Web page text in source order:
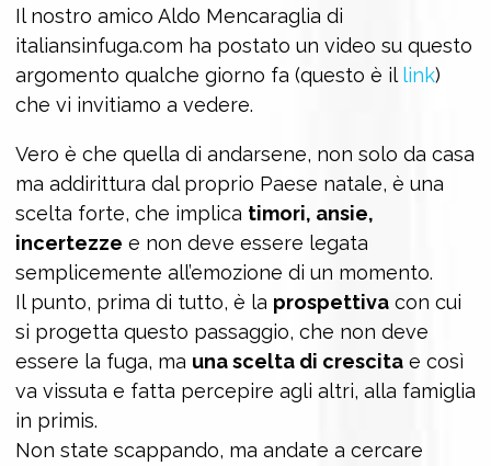
Il nostro amico Aldo Mencaraglia di
italiansinfuga.com ha postato un video su questo
argomento qualche giorno fa (questo è il link)
che vi invitiamo a vedere.
Vero è che quella di andarsene, non solo da casa
ma addirittura dal proprio Paese natale, è una
scelta forte, che implica timori, ansie,
incertezze e non deve essere legata
semplicemente all’emozione di un momento.
Il punto, prima di tutto, è la prospettivacon cui
si progetta questo passaggio, che non deve
essere la fuga, ma una scelta di crescitae così
va vissuta e fatta percepire agli altri, alla famiglia
in primis.
Non state scappando, ma andate a cercare